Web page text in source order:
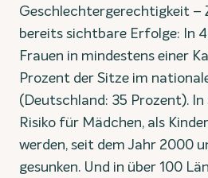
Geschlechtergerechtigkeit –
bereits sichtbare Erfolge: In
Frauen in mindestens einer
Prozent der Sitze im
(Deutschland: 35 Prozent). In
Risiko für Mädchen, als
werden, seit dem Jahr 2000
gesunken. Und in über 100